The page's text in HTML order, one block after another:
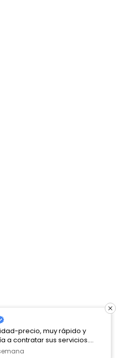
precio, muy rápido y
a contratar sus servicios.